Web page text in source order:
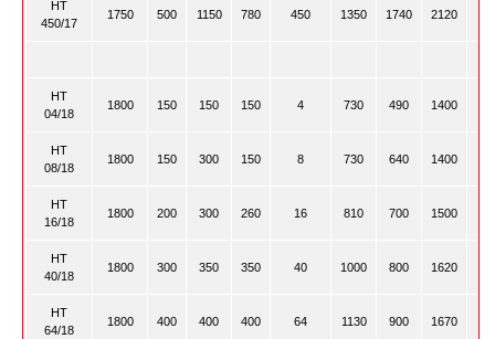
HT
450/17
1750 500 1150 780 450 1350 1740 2120
HT
04/18
1800 150 150 150 4 730 490 1400
HT
08/18
1800 150 300 150 8 730 640 1400
HT
16/18
1800 200 300 260 16 810 700 1500
HT
40/18
1800 300 350 350 40 1000 800 1620
HT
64/18
1800 400 400 400 64 1130 900 1670